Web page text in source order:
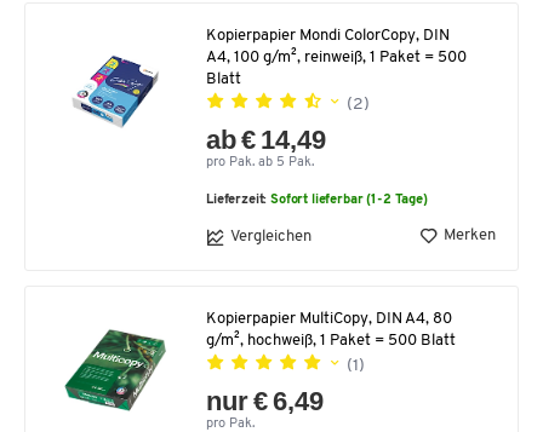
Kopierpapier Mondi ColorCopy, DIN
A4, 100 g/m², reinweiß, 1 Paket = 500
Blatt
(2)
ab € 14,49
pro Pak. ab 5 Pak.
Lieferzeit:Sofort lieferbar (1-2 Tage)
Vergleichen Merken
Kopierpapier MultiCopy, DIN A4, 80
g/m², hochweiß, 1 Paket = 500 Blatt
(1)
nur € 6,49
pro Pak.